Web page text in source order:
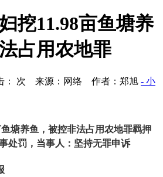
挖11.98亩鱼塘养
占用农地罪
次 来源：网络 作者：郑旭 - 小
塘养鱼，被控非法占用农地罪羁押
处罚，当事人：坚持无罪申诉